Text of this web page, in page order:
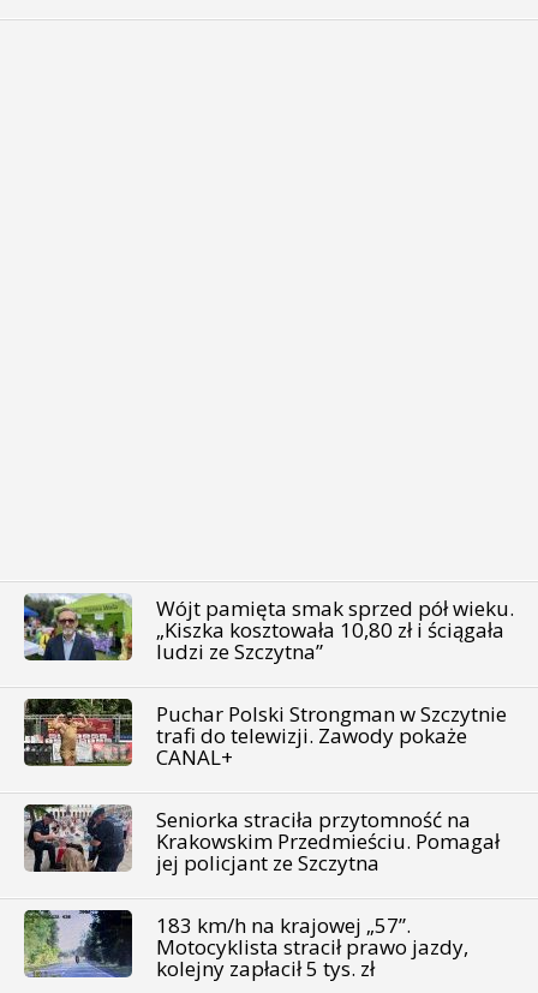
Wójt pamięta smak sprzed pół wieku.
„Kiszka kosztowała 10,80 zł i ściągała
ludzi ze Szczytna”
Puchar Polski Strongman w Szczytnie
trafi do telewizji. Zawody pokaże
CANAL+
Seniorka straciła przytomność na
Krakowskim Przedmieściu. Pomagał
jej policjant ze Szczytna
183 km/h na krajowej „57”.
Motocyklista stracił prawo jazdy,
kolejny zapłacił 5 tys. zł